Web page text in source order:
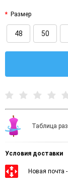
Размер
48 50
Таблица
Условия доставки
Новая почта